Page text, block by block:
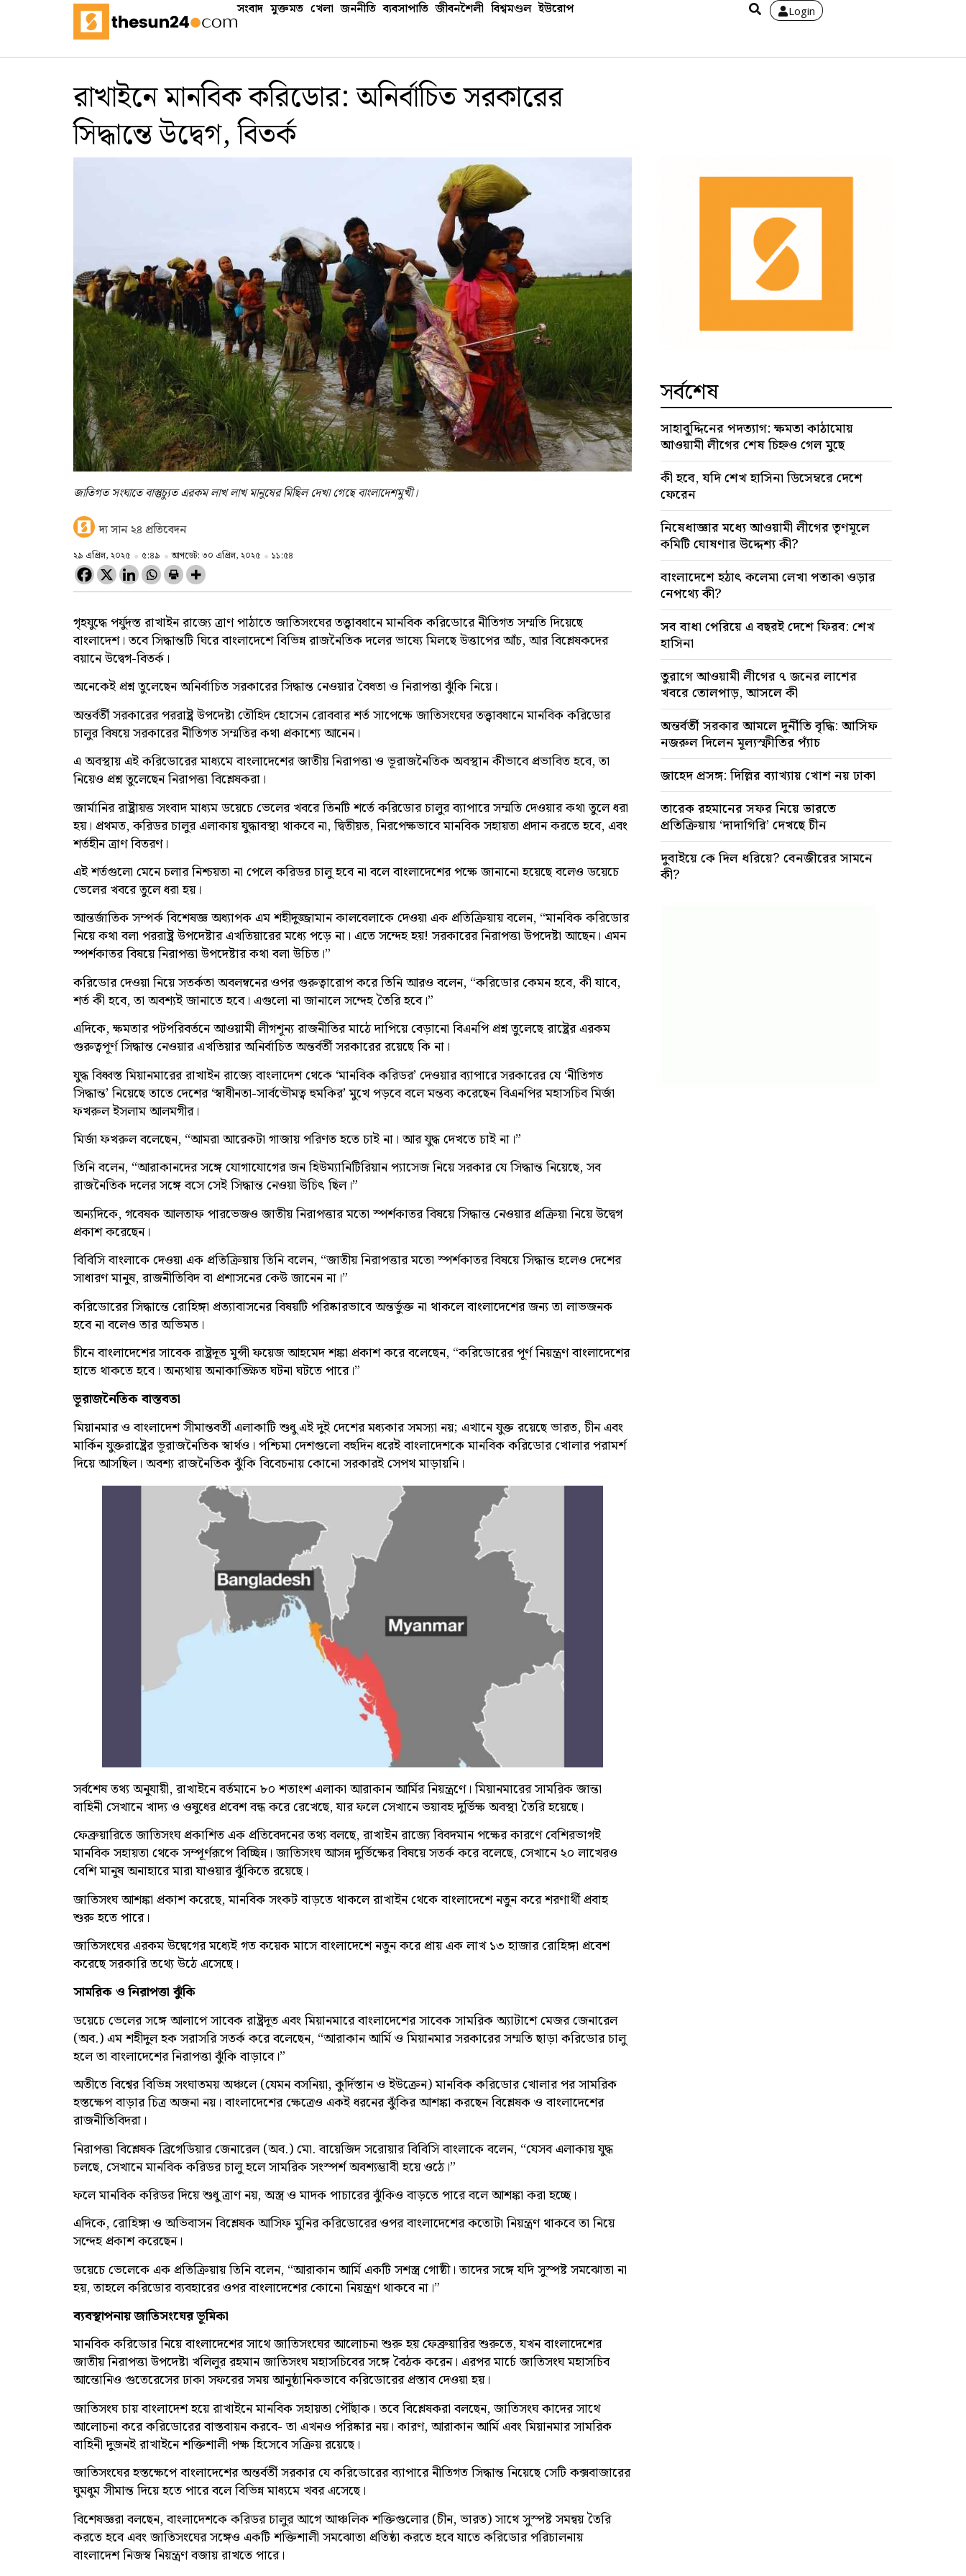
সংবাদ মুক্তমত খেলা জননীতি ব্যবসাপাতি জীবনশৈলী বিশ্বমণ্ডল ইউরোপ Login
রাখাইনে মানবিক করিডোর: অনির্বাচিত সরকারের
সিদ্ধান্তে উদ্বেগ, বিতর্ক
জাতিগত সংঘাতে বাস্তুচ্যুত এরকম লাখ লাখ মানুষের মিছিল দেখা গেছে বাংলাদেশমুখী।
দ্য সান ২৪ প্রতিবেদন
২৯ এপ্রিল, ২০২৫ ৫:৪৯ আপডেট: ৩০ এপ্রিল, ২০২৫ ১১:৫৪
গৃহযুদ্ধে পর্যুদস্ত রাখাইন রাজ্যে ত্রাণ পাঠাতে জাতিসংঘের তত্ত্বাবধানে মানবিক করিডোরে নীতিগত সম্মতি দিয়েছে
বাংলাদেশ। তবে সিদ্ধান্তটি ঘিরে বাংলাদেশে বিভিন্ন রাজনৈতিক দলের ভাষ্যে মিলছে উত্তাপের আঁচ, আর বিশ্লেষকদের
বয়ানে উদ্বেগ-বিতর্ক।
অনেকেই প্রশ্ন তুলেছেন অনির্বাচিত সরকারের সিদ্ধান্ত নেওয়ার বৈধতা ও নিরাপত্তা ঝুঁকি নিয়ে।
অন্তর্বর্তী সরকারের পররাষ্ট্র উপদেষ্টা তৌহিদ হোসেন রোববার শর্ত সাপেক্ষে জাতিসংঘের তত্ত্বাবধানে মানবিক করিডোর
চালুর বিষয়ে সরকারের নীতিগত সম্মতির কথা প্রকাশ্যে আনেন।
এ অবস্থায় এই করিডোরের মাধ্যমে বাংলাদেশের জাতীয় নিরাপত্তা ও ভূরাজনৈতিক অবস্থান কীভাবে প্রভাবিত হবে, তা
নিয়েও প্রশ্ন তুলেছেন নিরাপত্তা বিশ্লেষকরা।
জার্মানির রাষ্ট্রায়ত্ত সংবাদ মাধ্যম ডয়েচে ভেলের খবরে তিনটি শর্তে করিডোর চালুর ব্যাপারে সম্মতি দেওয়ার কথা তুলে ধরা
হয়। প্রথমত, করিডর চালুর এলাকায় যুদ্ধাবস্থা থাকবে না, দ্বিতীয়ত, নিরপেক্ষভাবে মানবিক সহায়তা প্রদান করতে হবে, এবং
শর্তহীন ত্রাণ বিতরণ।
এই শর্তগুলো মেনে চলার নিশ্চয়তা না পেলে করিডর চালু হবে না বলে বাংলাদেশের পক্ষে জানানো হয়েছে বলেও ডয়েচে
ভেলের খবরে তুলে ধরা হয়।
আন্তর্জাতিক সম্পর্ক বিশেষজ্ঞ অধ্যাপক এম শহীদুজ্জামান কালবেলাকে দেওয়া এক প্রতিক্রিয়ায় বলেন, “মানবিক করিডোর
নিয়ে কথা বলা পররাষ্ট্র উপদেষ্টার এখতিয়ারের মধ্যে পড়ে না। এতে সন্দেহ হয়! সরকারের নিরাপত্তা উপদেষ্টা আছেন। এমন
স্পর্শকাতর বিষয়ে নিরাপত্তা উপদেষ্টার কথা বলা উচিত।”
করিডোর দেওয়া নিয়ে সতর্কতা অবলম্বনের ওপর গুরুত্বারোপ করে তিনি আরও বলেন, “করিডোর কেমন হবে, কী যাবে,
শর্ত কী হবে, তা অবশ্যই জানাতে হবে। এগুলো না জানালে সন্দেহ তৈরি হবে।”
এদিকে, ক্ষমতার পটপরিবর্তনে আওয়ামী লীগশূন্য রাজনীতির মাঠে দাপিয়ে বেড়ানো বিএনপি প্রশ্ন তুলেছে রাষ্ট্রের এরকম
গুরুত্বপূর্ণ সিদ্ধান্ত নেওয়ার এখতিয়ার অনির্বাচিত অন্তর্বর্তী সরকারের রয়েছে কি না।
যুদ্ধ বিধ্বস্ত মিয়ানমারের রাখাইন রাজ্যে বাংলাদেশ থেকে ‘মানবিক করিডর’ দেওয়ার ব্যাপারে সরকারের যে ‘নীতিগত
সিদ্ধান্ত’ নিয়েছে তাতে দেশের ‘স্বাধীনতা-সার্বভৌমত্ব হুমকির’ মুখে পড়বে বলে মন্তব্য করেছেন বিএনপির মহাসচিব মির্জা
ফখরুল ইসলাম আলমগীর।
মির্জা ফখরুল বলেছেন, “আমরা আরেকটা গাজায় পরিণত হতে চাই না। আর যুদ্ধ দেখতে চাই না।”
তিনি বলেন, “আরাকানদের সঙ্গে যোগাযোগের জন হিউম্যানিটিরিয়ান প্যাসেজ নিয়ে সরকার যে সিদ্ধান্ত নিয়েছে, সব
রাজনৈতিক দলের সঙ্গে বসে সেই সিদ্ধান্ত নেওয়া উচিৎ ছিল।”
অন্যদিকে, গবেষক আলতাফ পারভেজও জাতীয় নিরাপত্তার মতো স্পর্শকাতর বিষয়ে সিদ্ধান্ত নেওয়ার প্রক্রিয়া নিয়ে উদ্বেগ
প্রকাশ করেছেন।
বিবিসি বাংলাকে দেওয়া এক প্রতিক্রিয়ায় তিনি বলেন, “জাতীয় নিরাপত্তার মতো স্পর্শকাতর বিষয়ে সিদ্ধান্ত হলেও দেশের
সাধারণ মানুষ, রাজনীতিবিদ বা প্রশাসনের কেউ জানেন না।”
করিডোরের সিদ্ধান্তে রোহিঙ্গা প্রত্যাবাসনের বিষয়টি পরিষ্কারভাবে অন্তর্ভুক্ত না থাকলে বাংলাদেশের জন্য তা লাভজনক
হবে না বলেও তার অভিমত।
চীনে বাংলাদেশের সাবেক রাষ্ট্রদূত মুন্সী ফয়েজ আহমেদ শঙ্কা প্রকাশ করে বলেছেন, “করিডোরের পূর্ণ নিয়ন্ত্রণ বাংলাদেশের
হাতে থাকতে হবে। অন্যথায় অনাকাঙ্ক্ষিত ঘটনা ঘটতে পারে।”
ভূরাজনৈতিক বাস্তবতা
মিয়ানমার ও বাংলাদেশ সীমান্তবর্তী এলাকাটি শুধু এই দুই দেশের মধ্যকার সমস্যা নয়; এখানে যুক্ত রয়েছে ভারত, চীন এবং
মার্কিন যুক্তরাষ্ট্রের ভূরাজনৈতিক স্বার্থও। পশ্চিমা দেশগুলো বহুদিন ধরেই বাংলাদেশকে মানবিক করিডোর খোলার পরামর্শ
দিয়ে আসছিল। অবশ্য রাজনৈতিক ঝুঁকি বিবেচনায় কোনো সরকারই সেপথ মাড়ায়নি।
সর্বশেষ তথ্য অনুযায়ী, রাখাইনে বর্তমানে ৮০ শতাংশ এলাকা আরাকান আর্মির নিয়ন্ত্রণে। মিয়ানমারের সামরিক জান্তা
বাহিনী সেখানে খাদ্য ও ওষুধের প্রবেশ বন্ধ করে রেখেছে, যার ফলে সেখানে ভয়াবহ দুর্ভিক্ষ অবস্থা তৈরি হয়েছে।
ফেব্রুয়ারিতে জাতিসংঘ প্রকাশিত এক প্রতিবেদনের তথ্য বলছে, রাখাইন রাজ্যে বিবদমান পক্ষের কারণে বেশিরভাগই
মানবিক সহায়তা থেকে সম্পূর্ণরূপে বিচ্ছিন্ন। জাতিসংঘ আসন্ন দুর্ভিক্ষের বিষয়ে সতর্ক করে বলেছে, সেখানে ২০ লাখেরও
বেশি মানুষ অনাহারে মারা যাওয়ার ঝুঁকিতে রয়েছে।
জাতিসংঘ আশঙ্কা প্রকাশ করেছে, মানবিক সংকট বাড়তে থাকলে রাখাইন থেকে বাংলাদেশে নতুন করে শরণার্থী প্রবাহ
শুরু হতে পারে।
জাতিসংঘের এরকম উদ্বেগের মধ্যেই গত কয়েক মাসে বাংলাদেশে নতুন করে প্রায় এক লাখ ১৩ হাজার রোহিঙ্গা প্রবেশ
করেছে সরকারি তথ্যে উঠে এসেছে।
সামরিক ও নিরাপত্তা ঝুঁকি
ডয়েচে ভেলের সঙ্গে আলাপে সাবেক রাষ্ট্রদূত এবং মিয়ানমারে বাংলাদেশের সাবেক সামরিক অ্যাটাশে মেজর জেনারেল
(অব.) এম শহীদুল হক সরাসরি সতর্ক করে বলেছেন, “আরাকান আর্মি ও মিয়ানমার সরকারের সম্মতি ছাড়া করিডোর চালু
হলে তা বাংলাদেশের নিরাপত্তা ঝুঁকি বাড়াবে।”
অতীতে বিশ্বের বিভিন্ন সংঘাতময় অঞ্চলে (যেমন বসনিয়া, কুর্দিস্তান ও ইউক্রেন) মানবিক করিডোর খোলার পর সামরিক
হস্তক্ষেপ বাড়ার চিত্র অজনা নয়। বাংলাদেশের ক্ষেত্রেও একই ধরনের ঝুঁকির আশঙ্কা করছেন বিশ্লেষক ও বাংলাদেশের
রাজনীতিবিদরা।
নিরাপত্তা বিশ্লেষক ব্রিগেডিয়ার জেনারেল (অব.) মো. বায়েজিদ সরোয়ার বিবিসি বাংলাকে বলেন, “যেসব এলাকায় যুদ্ধ
চলছে, সেখানে মানবিক করিডর চালু হলে সামরিক সংস্পর্শ অবশ্যম্ভাবী হয়ে ওঠে।”
ফলে মানবিক করিডর দিয়ে শুধু ত্রাণ নয়, অস্ত্র ও মাদক পাচারের ঝুঁকিও বাড়তে পারে বলে আশঙ্কা করা হচ্ছে।
এদিকে, রোহিঙ্গা ও অভিবাসন বিশ্লেষক আসিফ মুনির করিডোরের ওপর বাংলাদেশের কতোটা নিয়ন্ত্রণ থাকবে তা নিয়ে
সন্দেহ প্রকাশ করেছেন।
ডয়েচে ভেলেকে এক প্রতিক্রিয়ায় তিনি বলেন, “আরাকান আর্মি একটি সশস্ত্র গোষ্ঠী। তাদের সঙ্গে যদি সুস্পষ্ট সমঝোতা না
হয়, তাহলে করিডোর ব্যবহারের ওপর বাংলাদেশের কোনো নিয়ন্ত্রণ থাকবে না।”
ব্যবস্থাপনায় জাতিসংঘের ভূমিকা
মানবিক করিডোর নিয়ে বাংলাদেশের সাথে জাতিসংঘের আলোচনা শুরু হয় ফেব্রুয়ারির শুরুতে, যখন বাংলাদেশের
জাতীয় নিরাপত্তা উপদেষ্টা খলিলুর রহমান জাতিসংঘ মহাসচিবের সঙ্গে বৈঠক করেন। এরপর মার্চে জাতিসংঘ মহাসচিব
আন্তোনিও গুতেরেসের ঢাকা সফরের সময় আনুষ্ঠানিকভাবে করিডোরের প্রস্তাব দেওয়া হয়।
জাতিসংঘ চায় বাংলাদেশ হয়ে রাখাইনে মানবিক সহায়তা পৌঁছাক। তবে বিশ্লেষকরা বলছেন, জাতিসংঘ কাদের সাথে
আলোচনা করে করিডোরের বাস্তবায়ন করবে- তা এখনও পরিষ্কার নয়। কারণ, আরাকান আর্মি এবং মিয়ানমার সামরিক
বাহিনী দুজনই রাখাইনে শক্তিশালী পক্ষ হিসেবে সক্রিয় রয়েছে।
জাতিসংঘের হস্তক্ষেপে বাংলাদেশের অন্তর্বর্তী সরকার যে করিডোরের ব্যাপারে নীতিগত সিদ্ধান্ত নিয়েছে সেটি কক্সবাজারের
ঘুমধুম সীমান্ত দিয়ে হতে পারে বলে বিভিন্ন মাধ্যমে খবর এসেছে।
বিশেষজ্ঞরা বলছেন, বাংলাদেশকে করিডর চালুর আগে আঞ্চলিক শক্তিগুলোর (চীন, ভারত) সাথে সুস্পষ্ট সমন্বয় তৈরি
করতে হবে এবং জাতিসংঘের সঙ্গেও একটি শক্তিশালী সমঝোতা প্রতিষ্ঠা করতে হবে যাতে করিডোর পরিচালনায়
বাংলাদেশ নিজস্ব নিয়ন্ত্রণ বজায় রাখতে পারে।
সর্বশেষ
সাহাবু্দ্দিনের পদত্যাগ: ক্ষমতা কাঠামোয়
আওয়ামী লীগের শেষ চিহ্নও গেল মুছে
কী হবে, যদি শেখ হাসিনা ডিসেম্বরে দেশে
ফেরেন
নিষেধাজ্ঞার মধ্যে আওয়ামী লীগের তৃণমূলে
কমিটি ঘোষণার উদ্দেশ্য কী?
বাংলাদেশে হঠাৎ কলেমা লেখা পতাকা ওড়ার
নেপথ্যে কী?
সব বাধা পেরিয়ে এ বছরই দেশে ফিরব: শেখ
হাসিনা
তুরাগে আওয়ামী লীগের ৭ জনের লাশের
খবরে তোলপাড়, আসলে কী
অন্তর্বর্তী সরকার আমলে দুর্নীতি বৃদ্ধি: আসিফ
নজরুল দিলেন মূল্যস্ফীতির প্যাঁচ
জাহেদ প্রসঙ্গ: দিল্লির ব্যাখ্যায় খোশ নয় ঢাকা
তারেক রহমানের সফর নিয়ে ভারতে
প্রতিক্রিয়ায় ‘দাদাগিরি’ দেখছে চীন
দুবাইয়ে কে দিল ধরিয়ে? বেনজীরের সামনে
কী?